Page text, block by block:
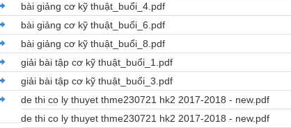
bài giảng cơ kỹ thuật_buổi_4.pdf
bài giảng cơ kỹ thuật_buổi_6.pdf
bài giảng cơ kỹ thuật_buổi_8.pdf
giải bài tập cơ kỹ thuật_buổi_1.pdf
giải bài tập cơ kỹ thuật_buổi_3.pdf
de thi co ly thuyet thme230721 hk2 2017-2018 - new.pdf
de thi co ly thuyet thme230721 hk2 2017-2018 - new.pdf